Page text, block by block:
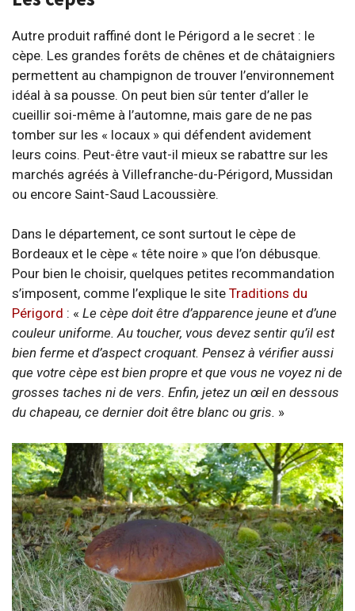
Autre produit raffiné dont le Périgord a le secret : le
cèpe. Les grandes forêts de chênes et de châtaigniers
permettent au champignon de trouver l’environnement
idéal à sa pousse. On peut bien sûr tenter d’aller le
cueillir soi-même à l’automne, mais gare de ne pas
tomber sur les « locaux » qui défendent avidement
leurs coins. Peut-être vaut-il mieux se rabattre sur les
marchés agréés à Villefranche-du-Périgord, Mussidan
ou encore Saint-Saud Lacoussière.
Dans le département, ce sont surtout le cèpe de
Bordeaux et le cèpe « tête noire » que l’on débusque.
Pour bien le choisir, quelques petites recommandation
s’imposent, comme l’explique le site Traditions du
Périgord : « Le cèpe doit être d’apparence jeune et d’une
couleur uniforme. Au toucher, vous devez sentir qu’il est
bien ferme et d’aspect croquant. Pensez à vérifier aussi
que votre cèpe est bien propre et que vous ne voyez ni de
grosses taches ni de vers. Enfin, jetez un œil en dessous
du chapeau, ce dernier doit être blanc ou gris. »